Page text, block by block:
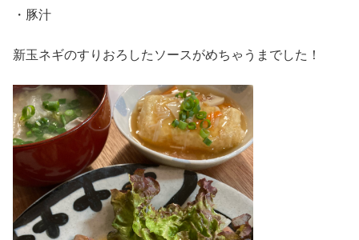
・豚汁
新玉ネギのすりおろしたソースがめちゃうまでした！